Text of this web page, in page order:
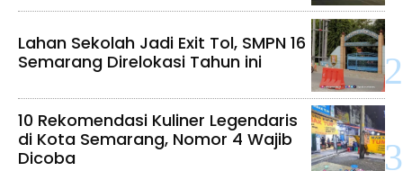
Lahan Sekolah Jadi Exit Tol, SMPN 16
Semarang Direlokasi Tahun ini
10 Rekomendasi Kuliner Legendaris
di Kota Semarang, Nomor 4 Wajib
Dicoba